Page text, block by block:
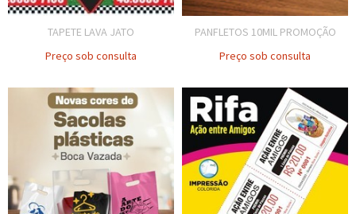
TAPETE LAVA JATO
Preço sob consulta
PANFLETOS 10MIL PROMOÇÃO
Preço sob consulta